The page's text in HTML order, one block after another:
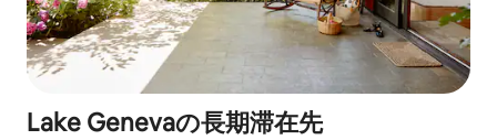
Lake Genevaの長期滞在先